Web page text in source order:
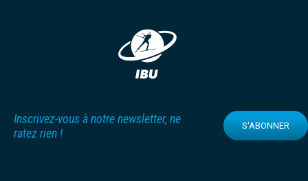
Inscrivez-vous à notre newsletter, ne
ratez rien !
S'ABONNER